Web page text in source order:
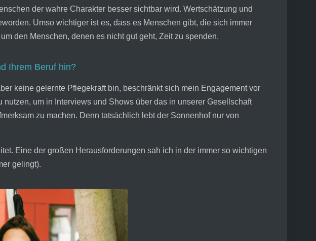
der wahre Charakter besser sichtbar wird. Wertschätzung und
Umso wichtiger ist es, dass es Menschen gibt, die sich immer
den Menschen, denen es nicht gut geht, Zeit zu spenden.
Ihrem Beruf hin?
keine gelernte Pflegekraft bin, beschränkt sich mein Engagement vor
um in Interviews und Shows über das in unserer Gesellschaft
zu machen. Denn tatsächlich lebt der Sonnenhof nur von
Eine der großen Herausforderungen sah ich in der immer so wichtigen
gelingt).